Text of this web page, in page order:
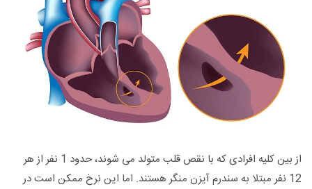
از بین کلیه افرادی که با نقص قلب متولد می شوند، حدود 1 نفر از هر
12 نفر مبتلا به سندرم آیزن منگر هستند. اما این نرخ ممکن است در